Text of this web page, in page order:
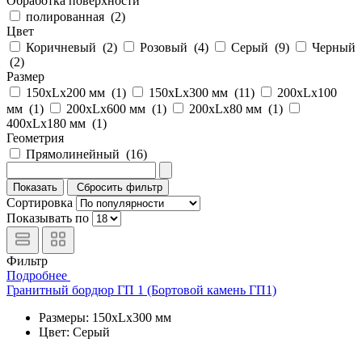
полированная (2)
Цвет
Коричневый (2) Розовый (4) Серый (9)
Черный
(2)
Размер
150xLx200 мм (1) 150xLx300 мм (11)
200xLx100
мм (1) 200xLx600 мм (1) 200xLx80 мм (1)
400xLx180 мм (1)
Геометрия
Прямолинейный (16)
Сбросить фильтр
Сортировка
Показывать по
Фильтр
Подробнее
Гранитный бордюр ГП 1 (Бортовой камень ГП1)
Размеры: 150xLx300 мм
Цвет: Серый